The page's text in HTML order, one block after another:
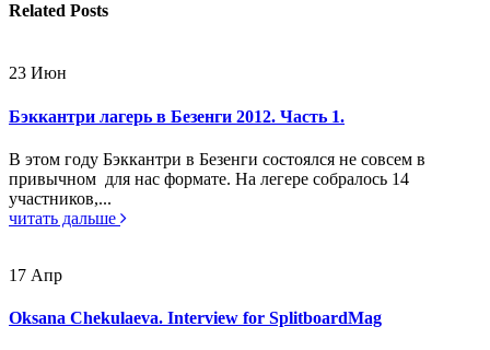
Related Posts
23 Июн
Бэккантри лагерь в Безенги 2012. Часть 1.
В этом году Бэккантри в Безенги состоялся не совсем в
привычном для нас формате. На легере собралось 14
участников,...
читать дальше
17 Апр
Oksana Chekulaeva. Interview for SplitboardMag